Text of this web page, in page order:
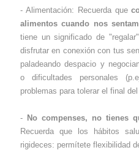
- Alimentación: Recuerda que
alimentos cuando nos
tiene un significado de
disfrutar en conexión con tus
paladeando despacio y
o dificultades personales
problemas para tolerar el final
- No compenses, no tienes
Recuerda que los hábitos
rigideces: permítete flexibilidad